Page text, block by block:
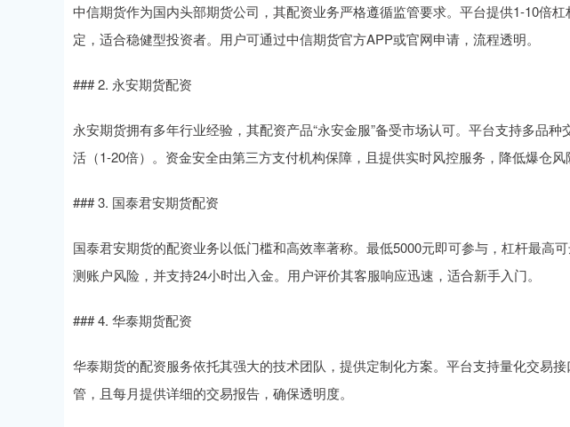
中信期货作为国内头部期货公司，其配资业务严格遵循监管要求。平台提供1-10倍
定，适合稳健型投资者。用户可通过中信期货官方APP或官网申请，流程透明。
### 2. 永安期货配资
永安期货拥有多年行业经验，其配资产品“永安金服”备受市场认可。平台支持多品
活（1-20倍）。资金安全由第三方支付机构保障，且提供实时风控服务，降低爆仓风
### 3. 国泰君安期货配资
国泰君安期货的配资业务以低门槛和高效率著称。最低5000元即可参与，杠杆最高
测账户风险，并支持24小时出入金。用户评价其客服响应迅速，适合新手入门。
### 4. 华泰期货配资
华泰期货的配资服务依托其强大的技术团队，提供定制化方案。平台支持量化交易
管，且每月提供详细的交易报告，确保透明度。